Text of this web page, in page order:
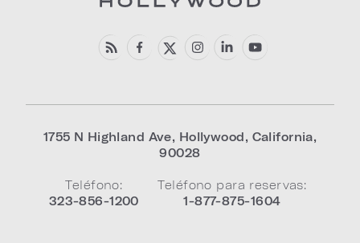
1755 N Highland Ave, Hollywood, California,
90028
Teléfono:
323-856-1200
Teléfono para reservas:
1-877-875-1604